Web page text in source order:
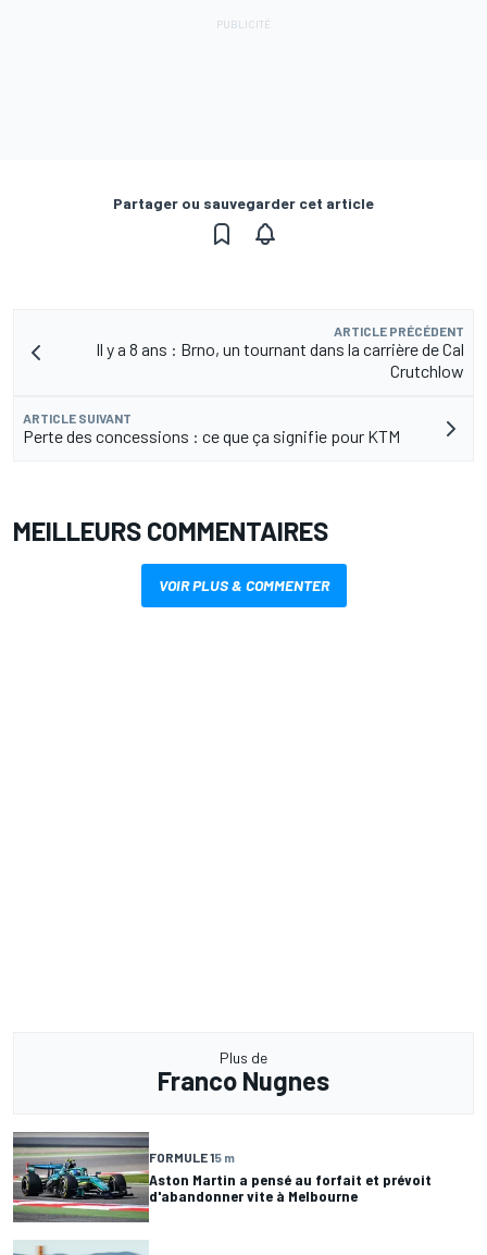
Partager ou sauvegarder cet article
ARTICLE PRÉCÉDENT
Il y a 8 ans : Brno, un tournant dans la carrière de Cal
Crutchlow
ARTICLE SUIVANT
Perte des concessions : ce que ça signifie pour KTM
MEILLEURS COMMENTAIRES
VOIR PLUS & COMMENTER
Plus de
Franco Nugnes
FORMULE 15 m
Aston Martin a pensé au forfait et prévoit
d'abandonner vite à Melbourne